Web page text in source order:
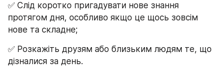
✅ Слід коротко пригадувати нове знання
протягом дня, особливо якщо це щось зовсім
нове та складне;
✅ Розкажіть друзям або близьким людям те, що
дізналися за день.